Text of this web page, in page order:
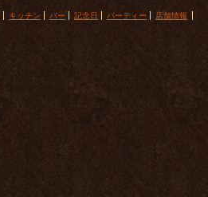
キッチン バー 記念日 パーティー 店舗情報